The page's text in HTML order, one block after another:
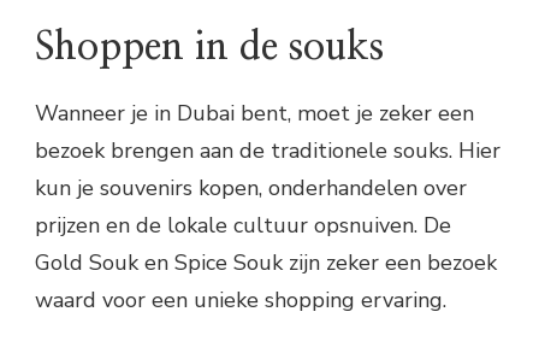
Shoppen in de souks
Wanneer je in Dubai bent, moet je zeker een
bezoek brengen aan de traditionele souks. Hier
kun je souvenirs kopen, onderhandelen over
prijzen en de lokale cultuur opsnuiven. De
Gold Souk en Spice Souk zijn zeker een bezoek
waard voor een unieke shopping ervaring.